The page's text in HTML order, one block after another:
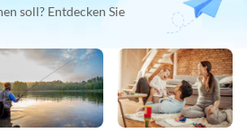
soll? Entdecken Sie